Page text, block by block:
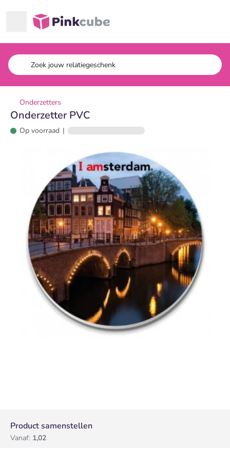
Pinkcube
Onderzetters
Onderzetter PVC
Op voorraad |
Product samenstellen
Vanaf: 1,02